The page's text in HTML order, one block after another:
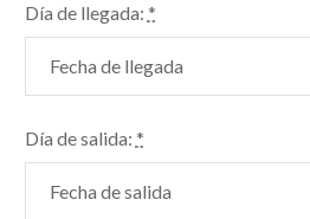
Día de llegada: *
Día de salida: *